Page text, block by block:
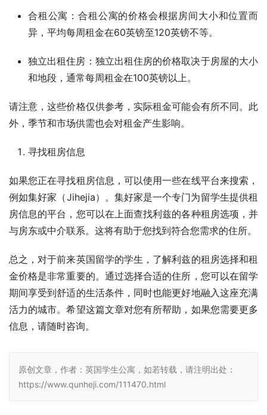
合租公寓：合租公寓的价格会根据房间大小和位置而
异，平均每周租金在60英镑至120英镑不等。
独立出租住房：独立出租住房的价格取决于房屋的大小
和地段，通常每周租金在100英镑以上。
请注意，这些价格仅供参考，实际租金可能会有所不同。此
外，季节和市场供需也会对租金产生影响。
寻找租房信息
如果您正在寻找租房信息，可以使用一些在线平台来搜索，
例如集好家（Jihejia）。集好家是一个专门为留学生提供租
房信息的平台，您可以在上面查找利兹的各种租房选项，并
与房东或中介联系。这将有助于您找到符合您需求的住所。
总之，对于前来英国留学的学生，了解利兹的租房选择和租
金价格是非常重要的。通过选择合适的住所，您可以在留学
期间享受到舒适的生活条件，同时也能更好地融入这座充满
活力的城市。希望这篇文章对您有所帮助，如果您需要更多
信息，请随时咨询。
原创文章，作者：英国学生公寓，如若转载，请注明出处：
https://www.qunheji.com/111470.html